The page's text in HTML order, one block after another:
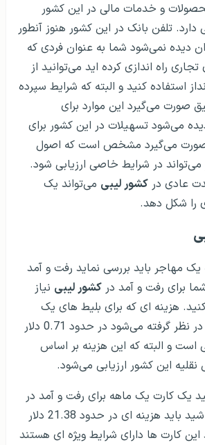
و خدمات مالی در این کشور
تلفن بانک در این کشور هنوز آنطور
دیده نمی‌شود شما به عنوان فردی که
راه اندازی کرده اید می‌توانید از
استفاده کنید و البته که شرایط سپرده
صورت می‌گیرد این موارد برای
می‌شود تسهیلات در این کشور برای
صورت می‌گیرد مشخص است که اصول
در شرایط خاصی ارزیابی شود.
عادی در کشور لیبی می‌تواند یک
را شکل دهد.
مهاجر باید بررسی نماید رفت و آمد
برای رفت و آمد در کشور لیبی نیاز
هزینه ای که برای بلیط های یک
در نظر گرفته می‌شود در حدود 0.71 دلار
است و البته که این هزینه بر اساس
این کشور ارزیابی می‌شود.
یک کارت یک ماهه برای رفت و آمد در
داشته باشید باید هزینه ای در حدود 21.38 دلار
کارت ها دارای شرایط ویژه ای هستند